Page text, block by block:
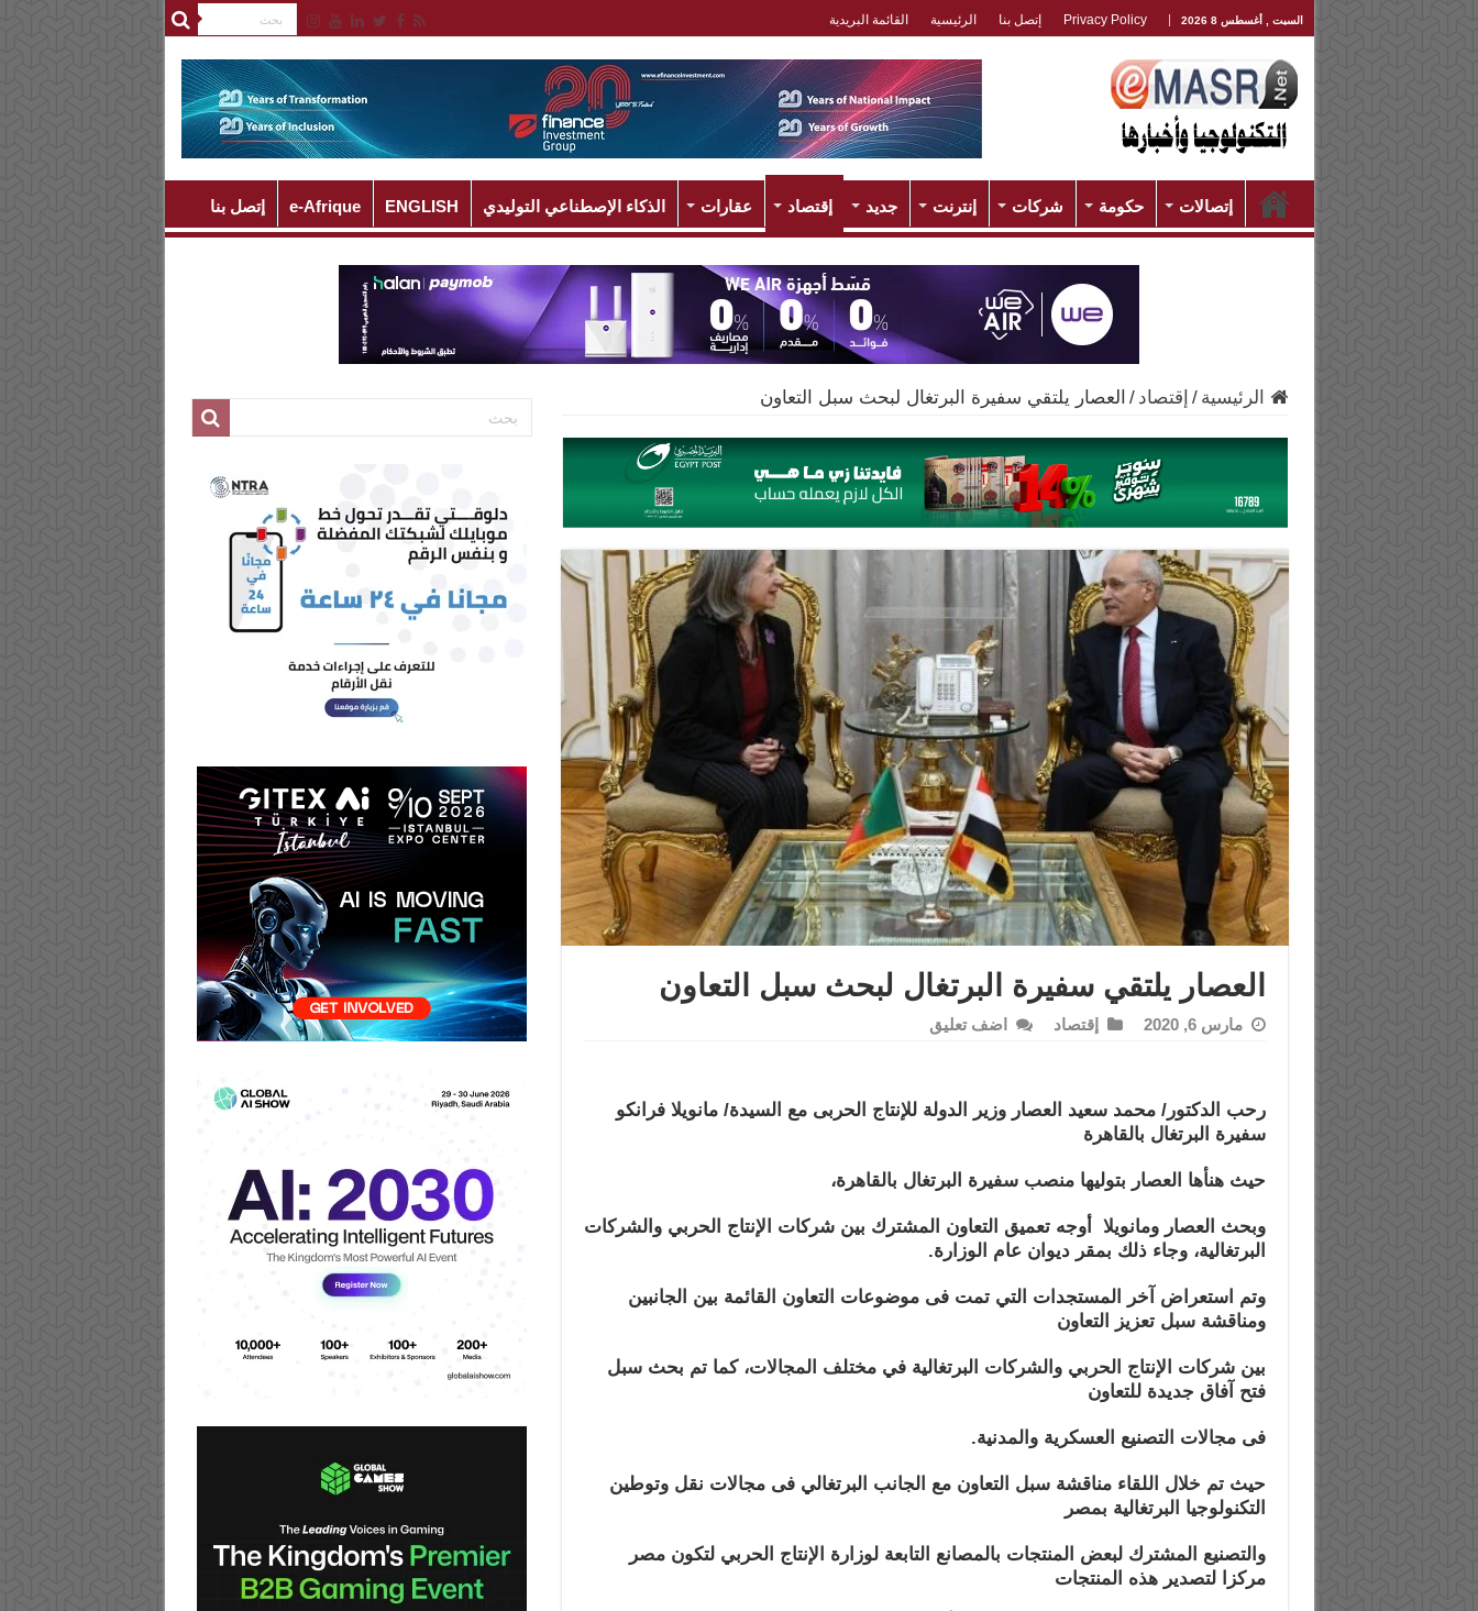
السبت , أغسطس 8 2026 Privacy Policy إتصل بنا الرئيسية القائمة البريدية
إتصالات حكومة شركات إنترنت جديد إقتصاد عقارات الذكاء الإصطناعي التوليدي ENGLISH
e-Afrique إتصل بنا
الرئيسية / إقتصاد / العصار يلتقي سفيرة البرتغال لبحث سبل التعاون
العصار يلتقي سفيرة البرتغال لبحث سبل التعاون
مارس 6, 2020 إقتصاد اضف تعليق
رحب الدكتور/ محمد سعيد العصار وزير الدولة للإنتاج الحربى مع السيدة/ مانويلا فرانكو
سفيرة البرتغال بالقاهرة
حيث هنأها العصار بتوليها منصب سفيرة البرتغال بالقاهرة،
وبحث العصار ومانويلا أوجه تعميق التعاون المشترك بين شركات الإنتاج الحربي والشركات
البرتغالية، وجاء ذلك بمقر ديوان عام الوزارة.
وتم استعراض آخر المستجدات التي تمت فى موضوعات التعاون القائمة بين الجانبين
ومناقشة سبل تعزيز التعاون
بين شركات الإنتاج الحربي والشركات البرتغالية في مختلف المجالات، كما تم بحث سبل
فتح آفاق جديدة للتعاون
فى مجالات التصنيع العسكرية والمدنية.
حيث تم خلال اللقاء مناقشة سبل التعاون مع الجانب البرتغالي فى مجالات نقل وتوطين
التكنولوجيا البرتغالية بمصر
والتصنيع المشترك لبعض المنتجات بالمصانع التابعة لوزارة الإنتاج الحربي لتكون مصر
مركزا لتصدير هذه المنتجات